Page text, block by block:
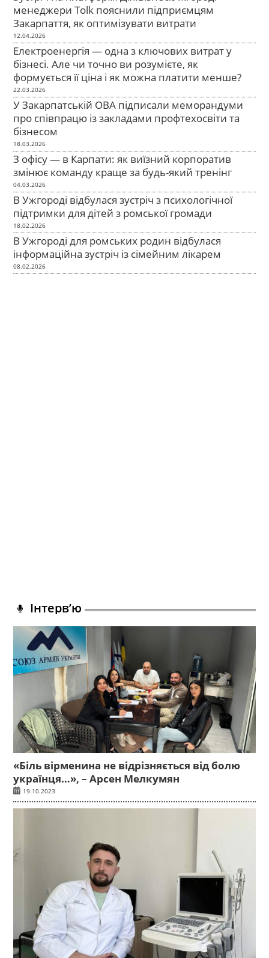
менеджери Tolk пояснили підприємцям
Закарпаття, як оптимізувати витрати
12.04.2026
Електроенергія — одна з ключових витрат у
бізнесі. Але чи точно ви розумієте, як
формується її ціна і як можна платити менше?
22.03.2026
У Закарпатській ОВА підписали меморандуми
про співпрацю із закладами профтехосвіти та
бізнесом
18.03.2026
З офісу — в Карпати: як виїзний корпоратив
змінює команду краще за будь-який тренінг
04.03.2026
В Ужгороді відбулася зустріч з психологічної
підтримки для дітей з ромської громади
18.02.2026
В Ужгороді для ромських родин відбулася
інформаційна зустріч із сімейним лікарем
08.02.2026
Інтерв’ю
«Біль вірменина не відрізняється від болю
українця…», – Арсен Мелкумян
19.10.2023